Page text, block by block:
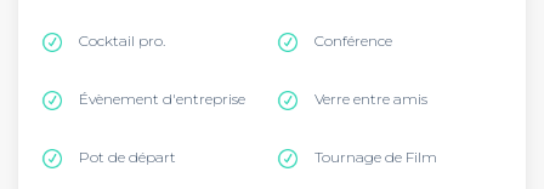
Cocktail pro. Conférence
Évènement d'entreprise Verre entre amis
Pot de départ Tournage de Film